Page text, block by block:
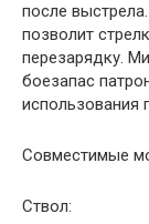
после
позволит
перезарядку.
боезапас
использования
Совместимые
Ствол: